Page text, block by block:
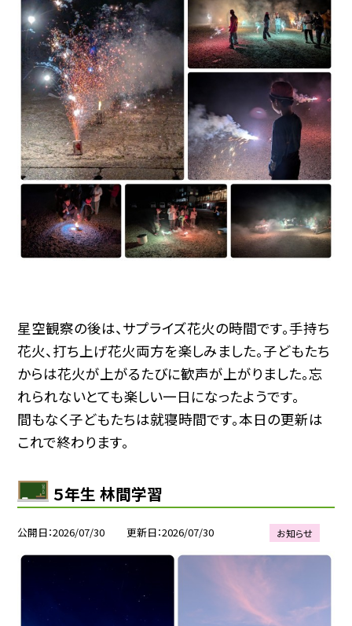
星空観察の後は、サプライズ花火の時間です。手持ち
花火、打ち上げ花火両方を楽しみました。子どもたち
からは花火が上がるたびに歓声が上がりました。忘
れられないとても楽しい一日になったようです。
間もなく子どもたちは就寝時間です。本日の更新は
これで終わります。
５年生 林間学習
公開日 2026/07/30 更新日 2026/07/30 お知らせ